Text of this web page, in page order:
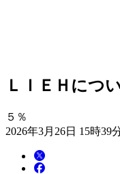
ＬＩＥＨにつ
５％
2026年3月26日 15時39